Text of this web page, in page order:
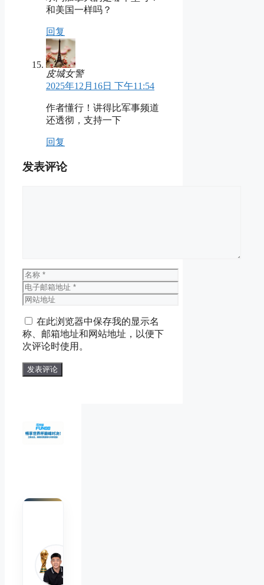
和美国一样吗？
回复
皮城女警
2025年12月16日 下午11:54
作者懂行！讲得比军事频道
还透彻，支持一下
回复
发表评论
名
称
电
子
箱
地
址
网
地
址
在此浏览器中保存我的显示名
称、邮箱地址和网站地址，以便下
次评论时使用。